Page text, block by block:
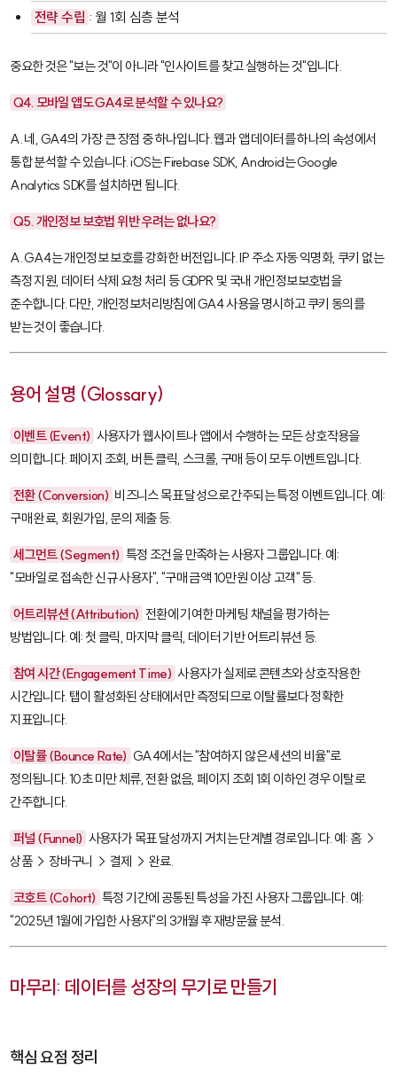
전략 수립 : 월 1회 심층 분석
중요한 것은 "보는 것"이 아니라 "인사이트를 찾고 실행하는 것"입니다.
Q4. 모바일 앱도 GA4로 분석할 수 있나요?
A. 네, GA4의 가장 큰 장점 중 하나입니다. 웹과 앱 데이터를 하나의 속성에서
통합 분석할 수 있습니다. iOS는 Firebase SDK, Android는 Google
Analytics SDK를 설치하면 됩니다.
Q5. 개인정보 보호법 위반 우려는 없나요?
A. GA4는 개인정보 보호를 강화한 버전입니다. IP 주소 자동 익명화, 쿠키 없는
측정 지원, 데이터 삭제 요청 처리 등 GDPR 및 국내 개인정보보호법을
준수합니다. 다만, 개인정보처리방침에 GA4 사용을 명시하고 쿠키 동의를
받는 것이 좋습니다.
용어 설명 (Glossary)
이벤트 (Event) 사용자가 웹사이트나 앱에서 수행하는 모든 상호작용을
의미합니다. 페이지 조회, 버튼 클릭, 스크롤, 구매 등이 모두 이벤트입니다.
전환 (Conversion) 비즈니스 목표 달성으로 간주되는 특정 이벤트입니다. 예:
구매 완료, 회원가입, 문의 제출 등.
세그먼트 (Segment) 특정 조건을 만족하는 사용자 그룹입니다. 예:
"모바일로 접속한 신규 사용자", "구매 금액 10만원 이상 고객" 등.
어트리뷰션 (Attribution) 전환에 기여한 마케팅 채널을 평가하는
방법입니다. 예: 첫 클릭, 마지막 클릭, 데이터 기반 어트리뷰션 등.
참여 시간 (Engagement Time) 사용자가 실제로 콘텐츠와 상호작용한
시간입니다. 탭이 활성화된 상태에서만 측정되므로 이탈률보다 정확한
지표입니다.
이탈률 (Bounce Rate) GA4에서는 "참여하지 않은 세션의 비율"로
정의됩니다. 10초 미만 체류, 전환 없음, 페이지 조회 1회 이하인 경우 이탈로
간주합니다.
퍼널 (Funnel) 사용자가 목표 달성까지 거치는 단계별 경로입니다. 예: 홈 →
상품 → 장바구니 → 결제 → 완료.
코호트 (Cohort) 특정 기간에 공통된 특성을 가진 사용자 그룹입니다. 예:
"2025년 1월에 가입한 사용자"의 3개월 후 재방문율 분석.
마무리: 데이터를 성장의 무기로 만들기
핵심 요점 정리